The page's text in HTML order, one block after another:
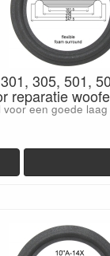
305, 501,
reparatie
voor een goede